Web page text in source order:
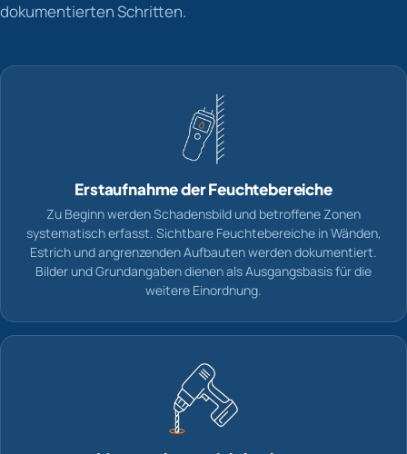
dokumentierten Schritten.
Erstaufnahme der Feuchtebereiche
Zu Beginn werden Schadensbild und betroffene Zonen
systematisch erfasst. Sichtbare Feuchtebereiche in Wänden,
Estrich und angrenzenden Aufbauten werden dokumentiert.
Bilder und Grundangaben dienen als Ausgangsbasis für die
weitere Einordnung.